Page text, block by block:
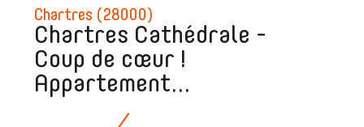
Chartres (28000)
Chartres Cathédrale -
Coup de cœur !
Appartement...